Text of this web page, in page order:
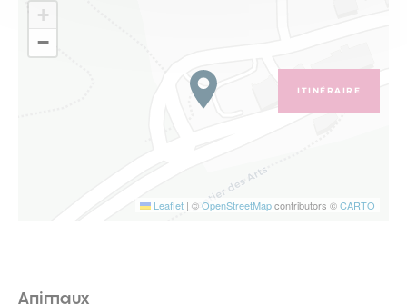
+
−
Leaflet | ©OpenStreetMapcontributors ©CARTO
ITINÉRAIRE
Animaux